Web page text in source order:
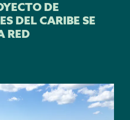
DE
DEL CARIBE SE
RED